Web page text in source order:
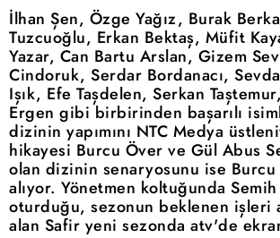
İlhan Şen, Özge Yağız, Burak
Tuzcuoğlu, Erkan Bektaş, Müfit
Yazar, Can Bartu Arslan, Gizem
Cindoruk, Serdar Bordanacı,
Işık, Efe Taşdelen, Serkan
Ergen gibi birbirinden başarılı
dizinin yapımını NTC Medya
hikayesi Burcu Över ve Gül Abus
olan dizinin senaryosunu ise Burcu
alıyor. Yönetmen koltuğunda Semih
oturduğu, sezonun beklenen işleri
alan Safir yeni sezonda atv'de